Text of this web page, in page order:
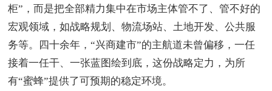
柜”，而是把全部精力集中在市场主体管不了、管不好的
宏观领域，如战略规划、物流场站、土地开发、公共服
务等。四十余年，“兴商建市”的主航道未曾偏移，一任
接着一任干、一张蓝图绘到底，这份战略定力，为所
有“蜜蜂”提供了可预期的稳定环境。